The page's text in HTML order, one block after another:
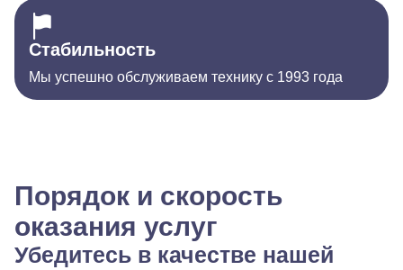
Стабильность
Мы успешно обслуживаем технику с 1993 года
Порядок и скорость
оказания услуг
Убедитесь в качестве нашей